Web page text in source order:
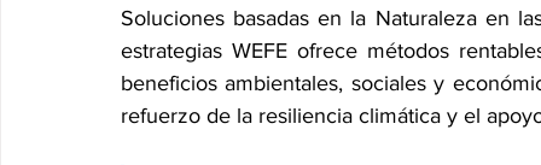
Soluciones basadas en la Naturaleza en
estrategias WEFE ofrece métodos
beneficios ambientales, sociales y
refuerzo de la resiliencia climática y el